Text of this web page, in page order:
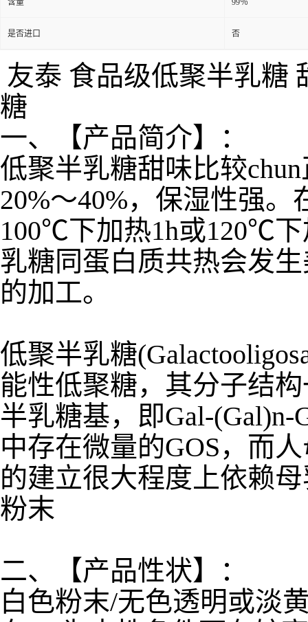
是否进口 否
友泰 食品级低聚半乳糖
糖
一、【产品简介】：
低聚半乳糖甜味比较
20%～40%，保湿性强
100℃下加热1h或120℃下
乳糖同蛋白质共热会发
的加工。
低聚半乳糖
能性低聚糖，其分子结
半乳糖基，即Gal-
中存在微量的GOS，而
的建立很大程度上依赖
粉末
二、【产品性状】：
白色粉末/无色透明或淡